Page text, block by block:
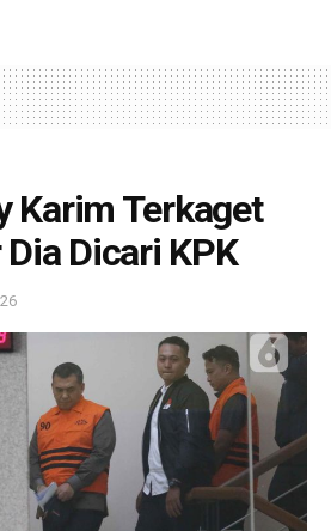
Karim Terkaget
Dicari KPK